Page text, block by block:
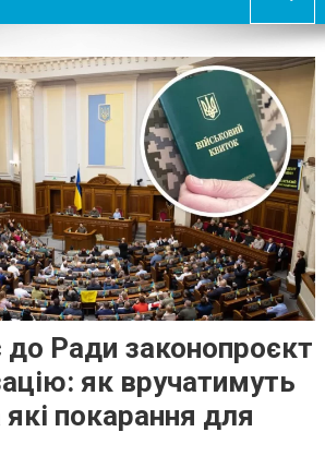
до Ради законопроєкт
як вручатимуть
які покарання для